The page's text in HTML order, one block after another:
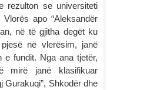
rezulton se universiteti
Vlorës apo “Aleksandër
në të gjitha degët ku
në vlerësim, janë
e fundit. Nga ana tjetër,
mirë janë klasifikuar
Gurakuqi”, Shkodër dhe